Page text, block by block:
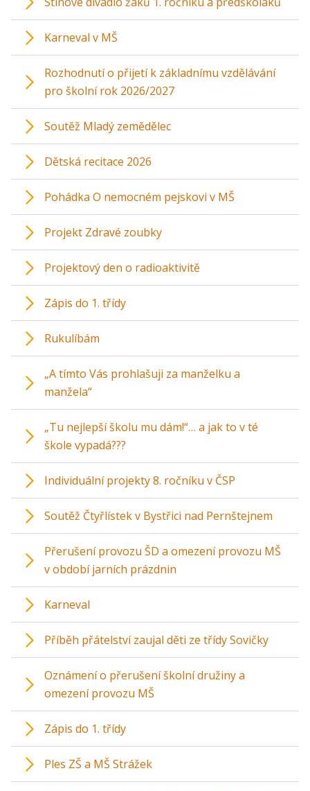
Karneval v MŠ
Rozhodnutí o přijetí k základnímu vzdělávání
pro školní rok 2026/2027
Soutěž Mladý zemědělec
Dětská recitace 2026
Pohádka O nemocném pejskovi v MŠ
Projekt Zdravé zoubky
Projektový den o radioaktivitě
Zápis do 1. třídy
Rukulíbám
„A tímto Vás prohlašuji za manželku a
manžela“
„Tu nejlepší školu mu dám!“… a jak to v té
škole vypadá???
Individuální projekty 8. ročníku v ČSP
Soutěž Čtyřlístek v Bystřici nad Pernštejnem
Přerušení provozu ŠD a omezení provozu MŠ
v období jarních prázdnin
Karneval
Příběh přátelství zaujal děti ze třídy Sovičky
Oznámení o přerušení školní družiny a
omezení provozu MŠ
Zápis do 1. třídy
Ples ZŠ a MŠ Strážek